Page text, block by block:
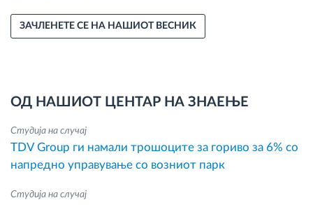
ЗАЧЛЕНЕТЕ СЕ НА НАШИОТ ВЕСНИК
ОД НАШИОТ ЦЕНТАР НА ЗНАЕЊЕ
Студија на случај
TDV Group ги намали трошоците за гориво за 6% со
напредно управување со возниот парк
Студија на случај